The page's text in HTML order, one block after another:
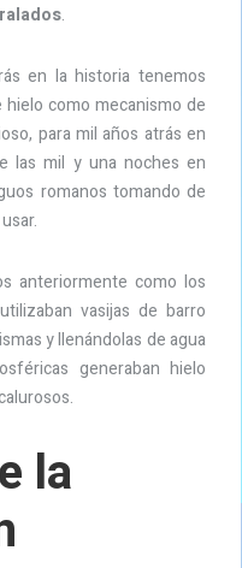
.
en la historia tenemos
como mecanismo de
para mil años atrás en
las mil y una noches en
romanos tomando de
anteriormente como los
vasijas de barro
y llenándolas de agua
generaban hielo
la